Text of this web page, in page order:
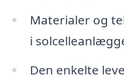
Materialer og
i
Den enkelte